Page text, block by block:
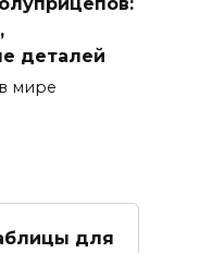
деталей
мире
для